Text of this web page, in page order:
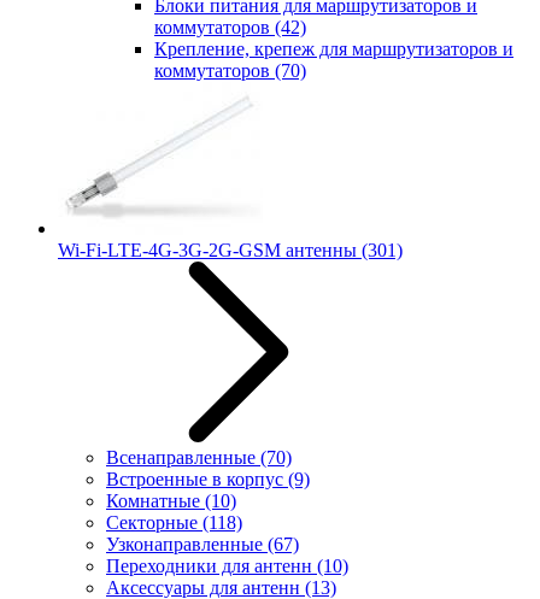
Блоки питания для маршрутизаторов и
коммутаторов (42)
Крепление, крепеж для маршрутизаторов и
коммутаторов (70)
Wi-Fi-LTE-4G-3G-2G-GSM антенны (301)
Всенаправленные (70)
Встроенные в корпус (9)
Комнатные (10)
Секторные (118)
Узконаправленные (67)
Переходники для антенн (10)
Аксессуары для антенн (13)